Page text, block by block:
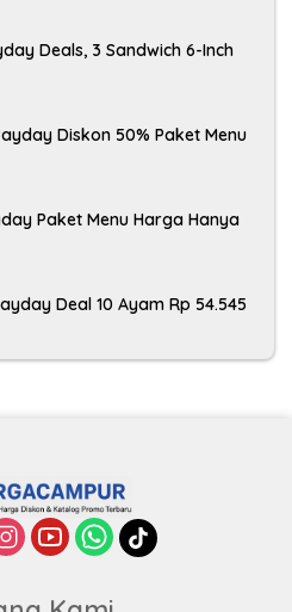
Deals, 3 Sandwich 6-Inch
Diskon 50% Paket Menu
Paket Menu Harga Hanya
Deal 10 Ayam Rp 54.545